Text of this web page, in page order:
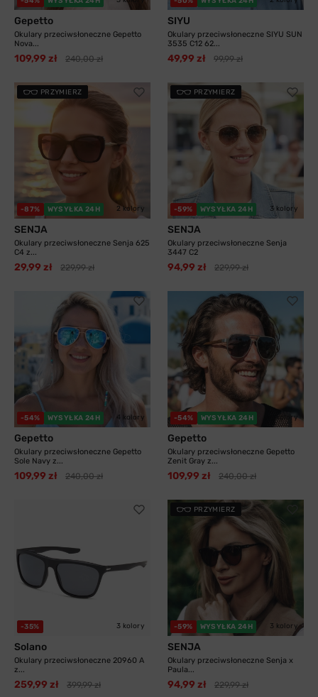
Gepetto
Okulary przeciwsłoneczne Gepetto
Nova...
109,99 zł 240,00 zł
SIYU
Okulary przeciwsłoneczne SIYU SUN
3535 C12 62...
49,99 zł 99,99 zł
PRZYMIERZ
-87% WYSYŁKA 24H 2 kolory
SENJA
Okulary przeciwsłoneczne Senja 625
C4 z...
29,99 zł 229,99 zł
PRZYMIERZ
-59% WYSYŁKA 24H 3 kolory
SENJA
Okulary przeciwsłoneczne Senja
3447 C2
94,99 zł 229,99 zł
-54% WYSYŁKA 24H 4 kolory
Gepetto
Okulary przeciwsłoneczne Gepetto
Sole Navy z...
109,99 zł 240,00 zł
-54% WYSYŁKA 24H 3 kolory
Gepetto
Okulary przeciwsłoneczne Gepetto
Zenit Gray z...
109,99 zł 240,00 zł
-35% 3 kolory
Solano
Okulary przeciwsłoneczne 20960 A
z...
259,99 zł 399,99 zł
PRZYMIERZ
-59% WYSYŁKA 24H 3 kolory
SENJA
Okulary przeciwsłoneczne Senja x
Paula...
94,99 zł 229,99 zł